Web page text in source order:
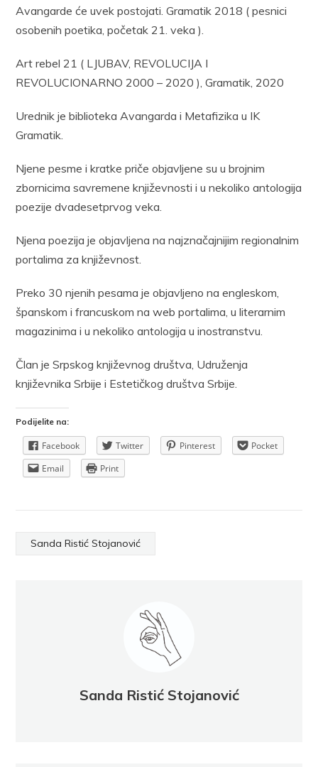
Avangarde će uvek postojati. Gramatik 2018 ( pesnici
osobenih poetika, početak 21. veka ).
Art rebel 21 ( LJUBAV, REVOLUCIJA I
REVOLUCIONARNO 2000 – 2020 ), Gramatik, 2020
Urednik je biblioteka Avangarda i Metafizika u IK
Gramatik.
Njene pesme i kratke priče objavljene su u brojnim
zbornicima savremene književnosti i u nekoliko antologija
poezije dvadesetprvog veka.
Njena poezija je objavljena na najznačajnijim regionalnim
portalima za književnost.
Preko 30 njenih pesama je objavljeno na engleskom,
španskom i francuskom na web portalima, u literarnim
magazinima i u nekoliko antologija u inostranstvu.
Član je Srpskog književnog društva, Udruženja
književnika Srbije i Estetičkog društva Srbije.
Podijelite na:
Facebook Twitter Pinterest
Pocket
Email
Print
Sanda Ristić Stojanović
Sanda Ristić Stojanović